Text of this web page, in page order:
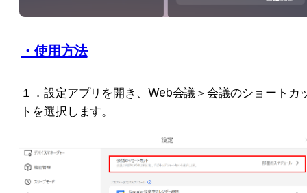
・使用方法
１．設定アプリを開き、Web会議＞会議のショートカ
トを選択します。